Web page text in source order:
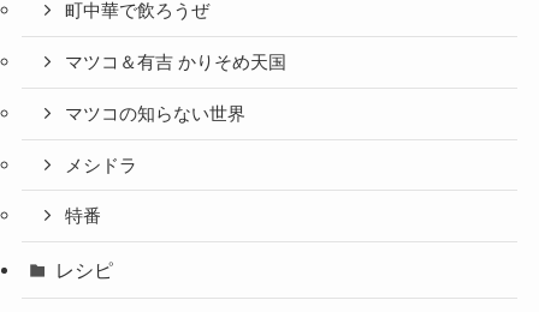
町中華で飲ろうぜ
マツコ＆有吉 かりそめ天国
マツコの知らない世界
メシドラ
特番
レシピ